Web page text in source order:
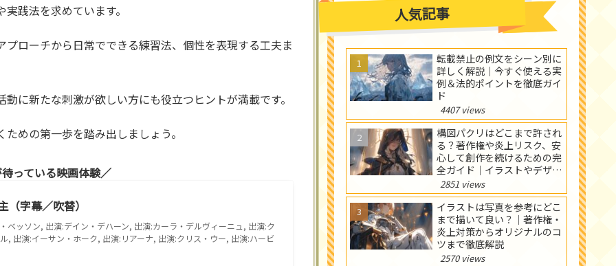
践法を求めています。
ローチから日常でできる練習法、個性を表現する工夫ま
に新たな刺激が欲しい方にも役立つヒントが満載です。
めの第一歩を踏み出しましょう。
っている映画体験
字幕／吹替）
ベッソン, 出演:デイン・デハーン, 出演:カーラ・デルヴィーニュ, 出演:ク
, 出演:イーサン・ホーク, 出演:リアーナ, 出演:クリス・ウー, 出演:ハービ
人気記事
転載禁止の例文をシーン別に
詳しく解説｜今すぐ使える実
例＆法的ポイントを徹底ガイ
ド
4407 views
構図パクリはどこまで許され
る？著作権や炎上リスク、安
心して創作を続けるための完
全ガイド｜イラストやデザイ
ンの現場で知っておきたい線
引きと回避策
2851 views
イラストは写真を参考にどこ
まで描いて良い？｜著作権・
炎上対策からオリジナルのコ
ツまで徹底解説
2570 views